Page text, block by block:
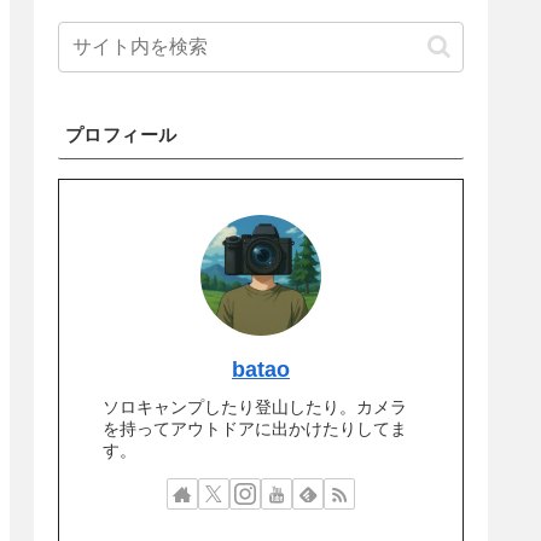
プロフィール
batao
ソロキャンプしたり登山したり。カメラ
を持ってアウトドアに出かけたりしてま
す。